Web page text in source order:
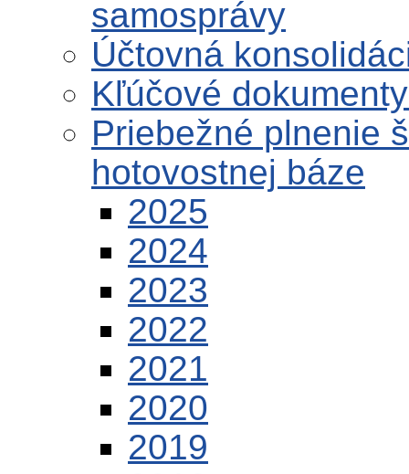
samosprávy
Účtovná
Kľúčové
Priebežné plnenie
hotovostnej báze
2025
2024
2023
2022
2021
2020
2019